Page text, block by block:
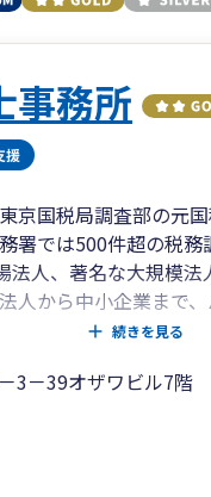
事務所
京国税局調査部の元国
署では500件超の税
人、著名な大規模法
人から中小企業まで
種の税務調査を実施
験を活かしクライア
税務署や金融機関に
トーに親切丁寧にト
続きを見る
3－39オザワビル7階